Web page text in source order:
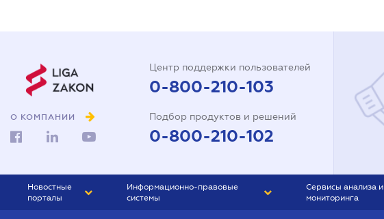
О КОМПАНИИ
Центр поддержки пользователей
0-800-210-103
Подбор продуктов и решений
0-800-210-102
Новостные
порталы
Информационно-правовые
системы
Сервисы анализа и
мониторинга